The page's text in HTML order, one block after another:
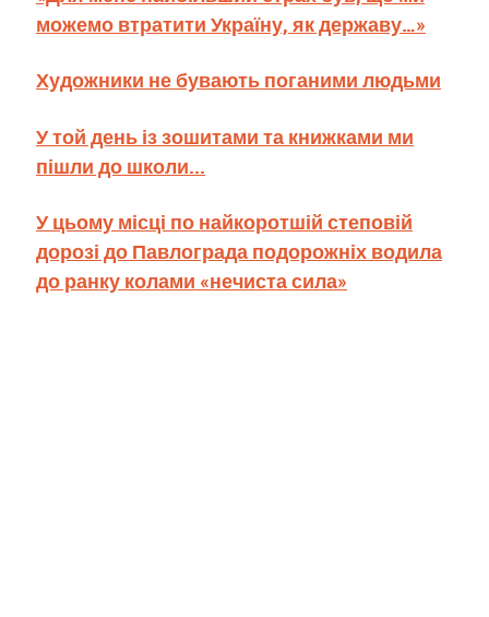
можемо втратити Україну, як державу…»
Художники не бувають поганими людьми
У той день із зошитами та книжками ми
пішли до школи...
У цьому місці по найкоротшій степовій
дорозі до Павлограда подорожніх водила
до ранку колами «нечиста сила»